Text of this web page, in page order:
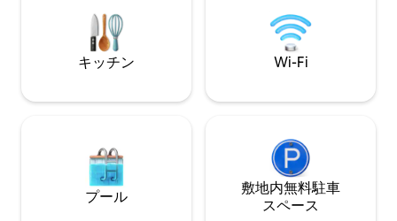
グ、釣り、アクロブランシュ、ペオグレ
のサファリ、キノコ採り、ゴルフなど。
キッチン Wi-Fi
プール
敷地内無料駐⁠車
ス⁠ペ⁠ー⁠ス